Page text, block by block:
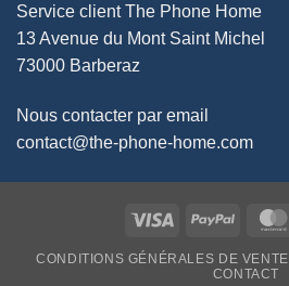
Service client The Phone Home
13 Avenue du Mont Saint Michel
73000 Barberaz
Nous contacter par email
contact@the-phone-home.com
Visa PayPal
CONDITIONS GÉNÉRALES DE VENTE
CONTACT